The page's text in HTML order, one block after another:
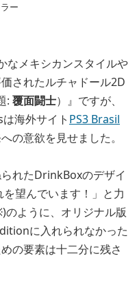
ー
なメキシカンスタイルや
されたルチャドール2D
: 覆面闘士）』ですが、
海外サイト PS3 Brasil
の意欲を見せました。
れたDrinkBoxのデザイ
望んでいます！」と力
ように、オリジナル版
に入れられなかった
の要素は十二分に残さ